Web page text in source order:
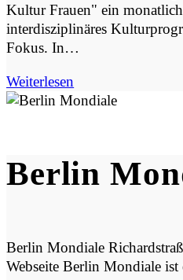
Kultur Frauen" ein
interdisziplinäres
Fokus. In…
Weiterlesen
Berlin
Berlin Mondiale
Webseite Berlin Mondiale